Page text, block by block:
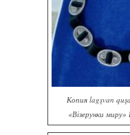
Копия lagşvan
«Візерунки